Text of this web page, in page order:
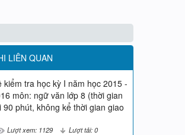
LIÊN QUAN
kiểm tra học kỳ I năm học 2015 -
môn: ngữ văn lớp 8 (thời gian
90 phút, không kể thời gian giao
Lượt xem: 1129 Lượt tải: 0